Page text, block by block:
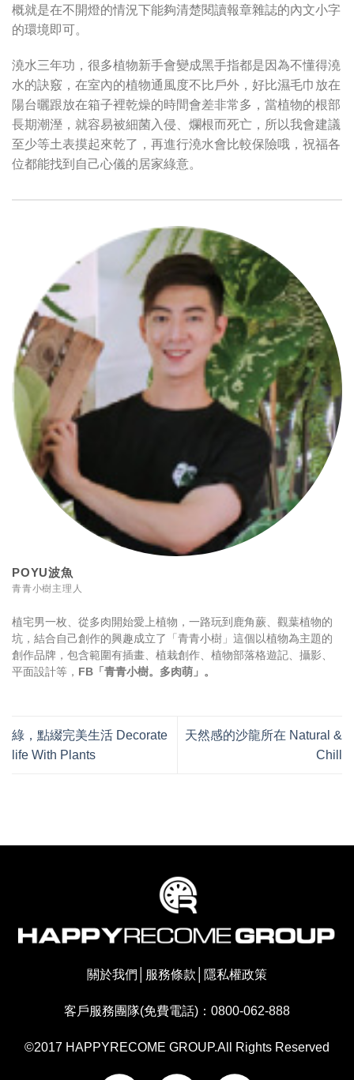
概就是在不開燈的情況下能夠清楚閱讀報章雜誌的內文小字
的環境即可。
澆水三年功，很多植物新手會變成黑手指都是因為不懂得澆
水的訣竅，在室內的植物通風度不比戶外，好比濕毛巾放在
陽台曬跟放在箱子裡乾燥的時間會差非常多，當植物的根部
長期潮溼，就容易被細菌入侵、爛根而死亡，所以我會建議
至少等土表摸起來乾了，再進行澆水會比較保險哦，祝福各
位都能找到自己心儀的居家綠意。
POYU波魚
青青小樹主理人
植宅男一枚、從多肉開始愛上植物，一路玩到鹿角蕨、觀葉植物的
坑，結合自己創作的興趣成立了「青青小樹」這個以植物為主題的
創作品牌，包含範圍有插畫、植栽創作、植物部落格遊記、攝影、
平面設計等， FB「 青青小樹。多肉萌」。
綠，點綴完美生活 Decorate
life With Plants
天然感的沙龍所在 Natural &
Chill
關於我們 服務條款 隱私權政策
客戶服務團隊(免費電話)：0800-062-888
©2017 HAPPYRECOME GROUP.All Rights Reserved